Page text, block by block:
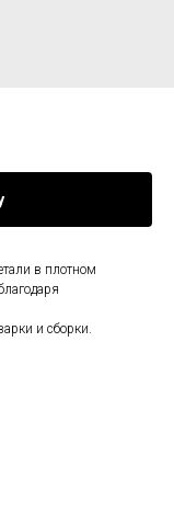
в плотном
и сборки.